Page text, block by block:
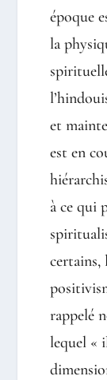
époque
la
et
est en
à ce qui
certains,
rappelé
lequel «